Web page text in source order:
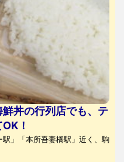
鮮丼の行列店でも、テ
！
」「本所吾妻橋駅」近く、駒